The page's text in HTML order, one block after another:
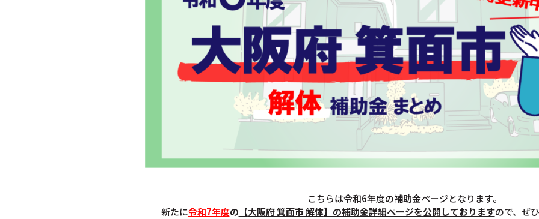
こちらは令和6年度の補助金ページとなります。
新たに令和7年度の 【大阪府 箕面市 解体】の補助金詳細ページを公開しておりますので、ぜ